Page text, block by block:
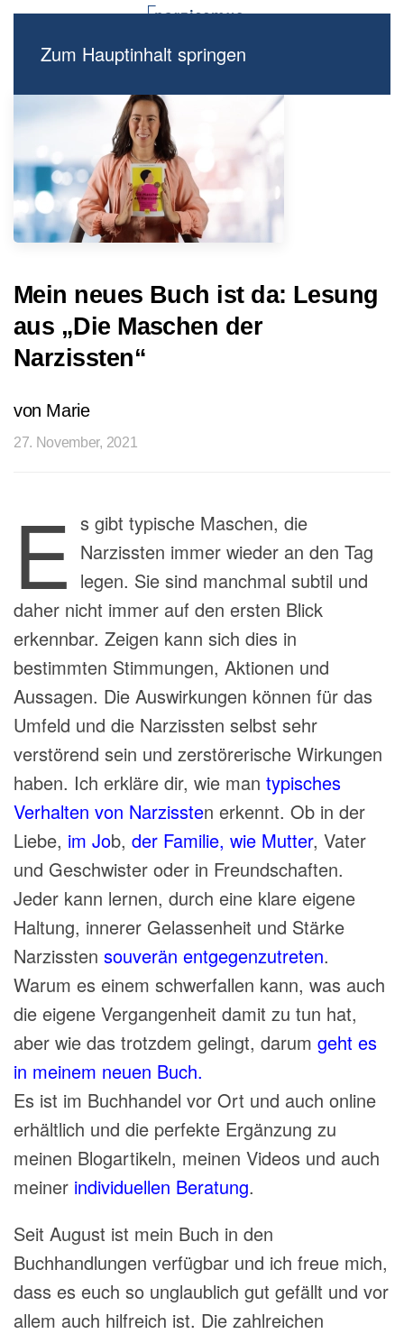
Zum Hauptinhalt springen
Mein neues Buch ist da: Lesung
aus „Die Maschen der
Narzissten“
von Marie
27. November, 2021
E s gibt typische Maschen, die
Narzissten immer wieder an den Tag
legen. Sie sind manchmal subtil und
daher nicht immer auf den ersten Blick
erkennbar. Zeigen kann sich dies in
bestimmten Stimmungen, Aktionen und
Aussagen. Die Auswirkungen können für das
Umfeld und die Narzissten selbst sehr
verstörend sein und zerstörerische Wirkungen
haben. Ich erkläre dir, wie man typisches
Verhalten von Narzissten erkennt. Ob in der
Liebe, im Job, der Familie, wie Mutter, Vater
und Geschwister oder in Freundschaften.
Jeder kann lernen, durch eine klare eigene
Haltung, innerer Gelassenheit und Stärke
Narzissten souverän entgegenzutreten.
Warum es einem schwerfallen kann, was auch
die eigene Vergangenheit damit zu tun hat,
aber wie das trotzdem gelingt, darum geht es
in meinem neuen Buch.
Es ist im Buchhandel vor Ort und auch online
erhältlich und die perfekte Ergänzung zu
meinen Blogartikeln, meinen Videos und auch
meiner individuellen Beratung.
Seit August ist mein Buch in den
Buchhandlungen verfügbar und ich freue mich,
dass es euch so unglaublich gut gefällt und vor
allem auch hilfreich ist. Die zahlreichen